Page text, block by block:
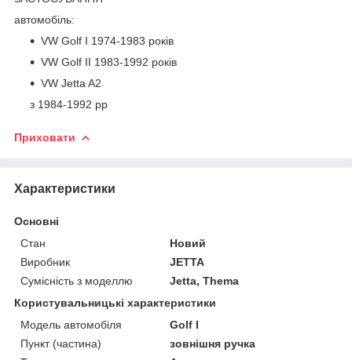
автомобіль:
VW Golf I 1974-1983 років
VW Golf II 1983-1992 років
VW Jetta A2
з 1984-1992 рр
Приховати
Характеристики
Основні
Стан
Новий
Виробник
JETTA
Сумісність з моделлю
Jetta, Thema
Користувальницькі характеристики
Модель автомобіля
Golf I
Пункт (частина)
зовнішня ручка